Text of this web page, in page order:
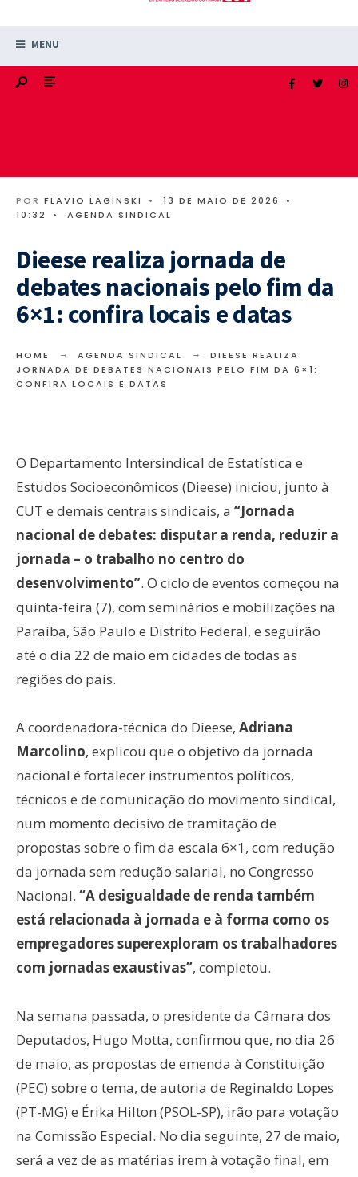
MENU
POR FLAVIO LAGINSKI • 13 DE MAIO DE 2026
•
10:32
• AGENDA SINDICAL
Dieese realiza jornada de
debates nacionais pelo fim da
6×1: confira locais e datas
HOME AGENDA SINDICAL
DIEESE REALIZA
JORNADA DE DEBATES NACIONAIS PELO FIM DA 6×1:
CONFIRA LOCAIS E DATAS
O Departamento Intersindical de Estatística e
Estudos Socioeconômicos (Dieese) iniciou, junto à
CUT e demais centrais sindicais, a “Jornada
nacional de debates: disputar a renda, reduzir a
jornada – o trabalho no centro do
desenvolvimento”. O ciclo de eventos começou na
quinta-feira (7), com seminários e mobilizações na
Paraíba, São Paulo e Distrito Federal, e seguirão
até o dia 22 de maio em cidades de todas as
regiões do país.
A coordenadora-técnica do Dieese, Adriana
Marcolino, explicou que o objetivo da jornada
nacional é fortalecer instrumentos políticos,
técnicos e de comunicação do movimento sindical,
num momento decisivo de tramitação de
propostas sobre o fim da escala 6×1, com redução
da jornada sem redução salarial, no Congresso
Nacional. “A desigualdade de renda também
está relacionada à jornada e à forma como os
empregadores superexploram os trabalhadores
com jornadas exaustivas”, completou.
Na semana passada, o presidente da Câmara dos
Deputados, Hugo Motta, confirmou que, no dia 26
de maio, as propostas de emenda à Constituição
(PEC) sobre o tema, de autoria de Reginaldo Lopes
(PT-MG) e Érika Hilton (PSOL-SP), irão para votação
na Comissão Especial. No dia seguinte, 27 de maio,
será a vez de as matérias irem à votação final, em